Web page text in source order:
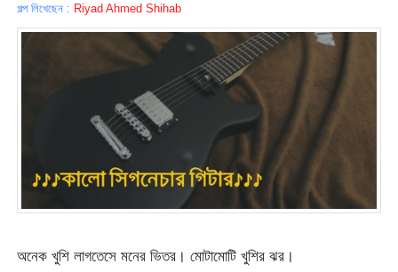
গল্প লিখেছেন : Riyad Ahmed Shihab
অনেক খুশি লাগতেসে মনের ভিতর। মোটামোটি খুশির ঝর।